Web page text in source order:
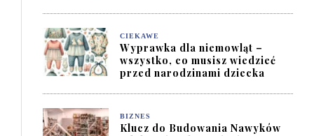
CIEKAWE
Wyprawka dla niemowląt –
wszystko, co musisz wiedzieć
przed narodzinami dziecka
BIZNES
Klucz do Budowania Nawyków